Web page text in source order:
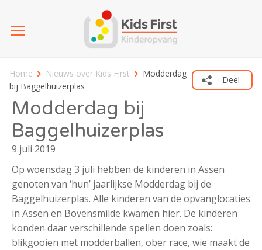
Home Nieuws over Kids First
Modderdag
bij Baggelhuizerplas
Deel
Modderdag bij
Baggelhuizerplas
9 juli 2019
Op woensdag 3 juli hebben de kinderen in Assen
genoten van ‘hun’ jaarlijkse Modderdag bij de
Baggelhuizerplas. Alle kinderen van de opvanglocaties
in Assen en Bovensmilde kwamen hier. De kinderen
konden daar verschillende spellen doen zoals:
blikgooien met modderballen, ober race, wie maakt de